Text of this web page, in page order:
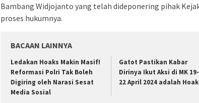
Bambang Widjojanto yang telah dideponering pihak
proses hukumnya.
BACAAN LAINNYA
Ledakan Hoaks Makin Masif!
Reformasi Polri Tak Boleh
Digiring oleh Narasi Sesat
Media Sosial
Gatot Pastikan Kabar
Dirinya Ikut Aksi di MK 19-
22 April 2024 adalah